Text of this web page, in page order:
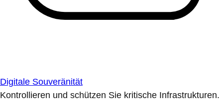
Digitale Souveränität
Kontrollieren und schützen Sie kritische Infrastrukturen.